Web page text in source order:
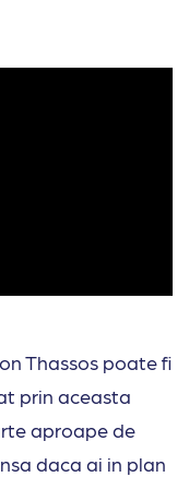
Thassos poate fi
prin aceasta
aproape de
daca ai in plan